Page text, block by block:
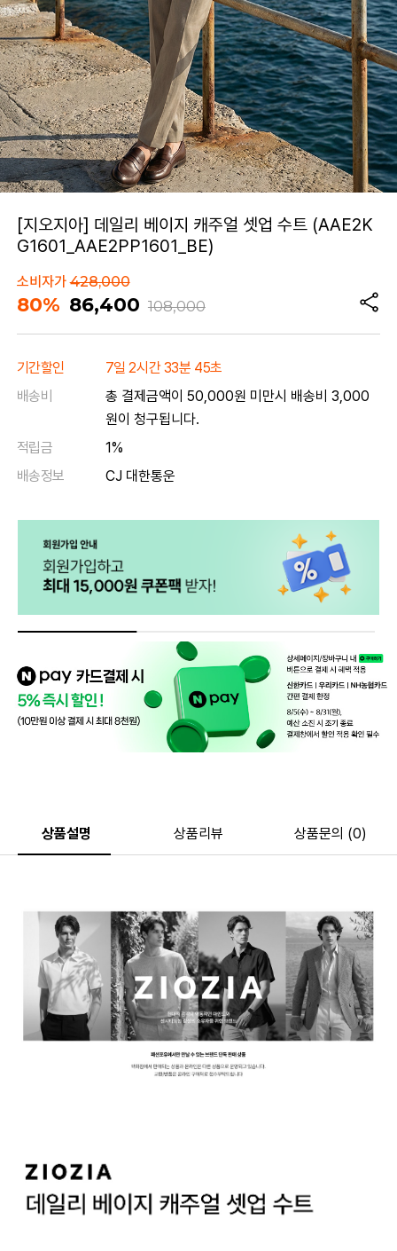
[지오지아] 데일리 베이지 캐주얼 셋업 수트 (AAE2K
G1601_AAE2PP1601_BE)
소비자가428,000
80% 86,400 108,000
기간할인
7일 2시간 33분 45초
배송비
총 결제금액이 50,000원 미만시 배송비 3,000
원이 청구됩니다.
적립금
1%
배송정보
CJ 대한통운
상품설명 상품리뷰 상품문의 (0)